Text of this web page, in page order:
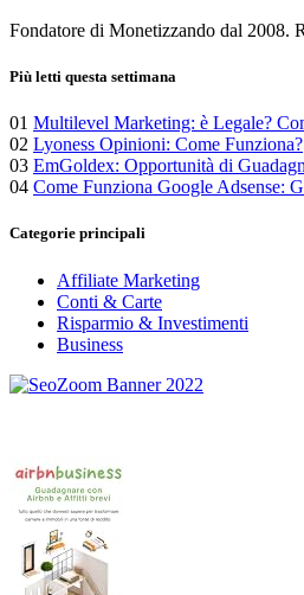
Fondatore di Monetizzando dal 2008.
Più letti questa settimana
01 Multilevel Marketing: è Legale?
02 Lyoness Opinioni: Come Funziona?
03 EmGoldex: Opportunità di
04 Come Funziona Google Adsense:
Categorie principali
Affiliate Marketing
Conti & Carte
Risparmio & Investimenti
Business